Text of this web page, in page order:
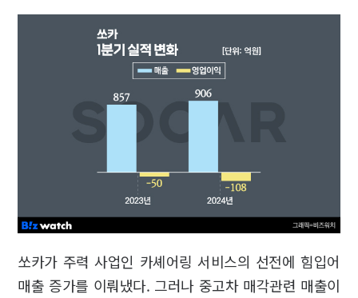
쏘카가 주력 사업인 카셰어링 서비스의 선전에 힘입어
매출 증가를 이뤄냈다. 그러나 중고차 매각관련 매출이